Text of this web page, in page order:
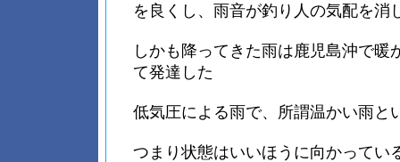
を良くし、雨音が釣り人の気配を消
しかも降ってきた雨は鹿児島沖で暖
て発達した
低気圧による雨で、所謂温かい雨と
つまり状態はいいほうに向かってい